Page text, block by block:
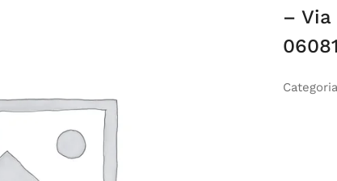
– Via
06081